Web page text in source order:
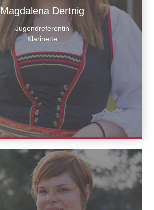
Magdalena Dertnig
Jugendreferentin
Klarinette